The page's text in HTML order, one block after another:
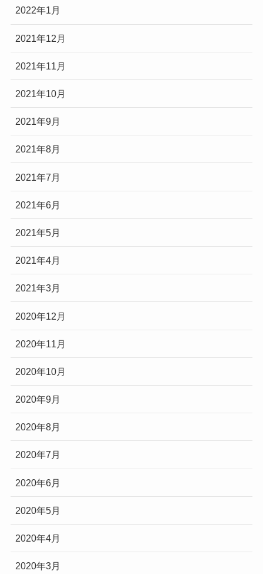
2022年1月
2021年12月
2021年11月
2021年10月
2021年9月
2021年8月
2021年7月
2021年6月
2021年5月
2021年4月
2021年3月
2020年12月
2020年11月
2020年10月
2020年9月
2020年8月
2020年7月
2020年6月
2020年5月
2020年4月
2020年3月